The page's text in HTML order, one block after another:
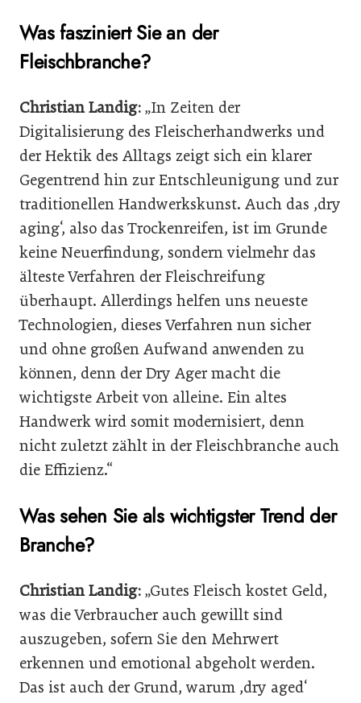
Was fasziniert Sie an der
Fleischbranche?
Christian Landig: „In Zeiten der
Digitalisierung des Fleischerhandwerks und
der Hektik des Alltags zeigt sich ein klarer
Gegentrend hin zur Entschleunigung und zur
traditionellen Handwerkskunst. Auch das ,dry
aging‘, also das Trockenreifen, ist im Grunde
keine Neuerfindung, sondern vielmehr das
älteste Verfahren der Fleischreifung
überhaupt. Allerdings helfen uns neueste
Technologien, dieses Verfahren nun sicher
und ohne großen Aufwand anwenden zu
können, denn der Dry Ager macht die
wichtigste Arbeit von alleine. Ein altes
Handwerk wird somit modernisiert, denn
nicht zuletzt zählt in der Fleischbranche auch
die Effizienz.“
Was sehen Sie als wichtigster Trend der
Branche?
Christian Landig: „Gutes Fleisch kostet Geld,
was die Verbraucher auch gewillt sind
auszugeben, sofern Sie den Mehrwert
erkennen und emotional abgeholt werden.
Das ist auch der Grund, warum ,dry aged‘